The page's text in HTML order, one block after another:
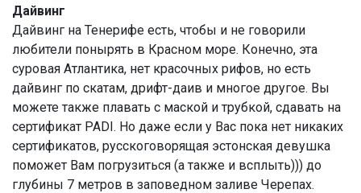
Дайвинг
Дайвинг на Тенерифе есть, чтобы и не говорили
любители понырять в Красном море. Конечно, эта
суровая Атлантика, нет красочных рифов, но есть
дайвинг по скатам, дрифт-даив и многое другое. Вы
можете также плавать с маской и трубкой, сдавать на
сертификат PADI. Но даже если у Вас пока нет никаких
сертификатов, русскоговорящая эстонская девушка
поможет Вам погрузиться (а также и всплыть))) до
глубины 7 метров в заповедном заливе Черепах.